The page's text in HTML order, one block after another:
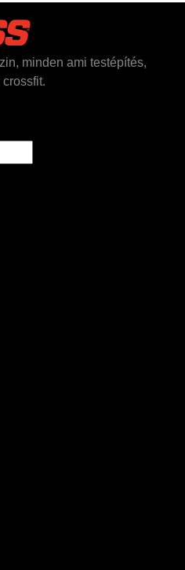
minden ami testépítés,